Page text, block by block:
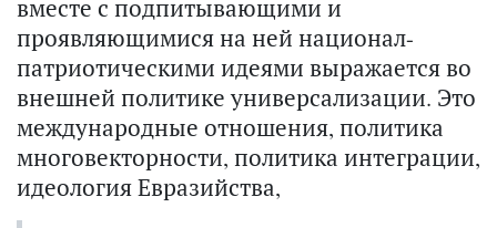
вместе с подпитывающими и
проявляющимися на ней национал-
патриотическими идеями выражается во
внешней политике универсализации. Это
международные отношения, политика
многовекторности, политика интеграции,
идеология Евразийства,